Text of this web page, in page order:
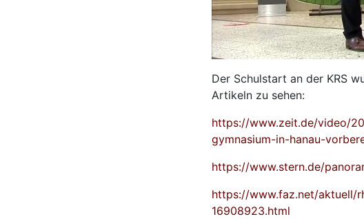
Der Schulstart an der KRS
Artikeln zu sehen:
https://www.zeit.de/video/
gymnasium-in-hanau-
https://www.stern.de/
https://www.faz.net/aktuell/
16908923.html